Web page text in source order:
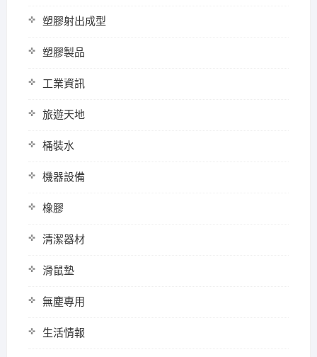
塑膠射出成型
塑膠製品
工業資訊
旅遊天地
桶裝水
機器設備
橡膠
清潔器材
滑鼠墊
無塵專用
生活情報